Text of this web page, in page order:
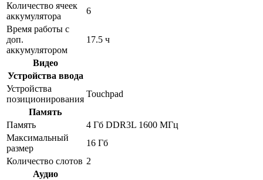
Количество ячеек
аккумулятора
6
Время работы с
доп.
аккумулятором
17.5 ч
Видео
Устройства ввода
Устройства
позиционирования
Touchpad
Память
Память
4 Гб DDR3L 1600 МГц
Максимальный
размер
16 Гб
Количество слотов 2
Аудио